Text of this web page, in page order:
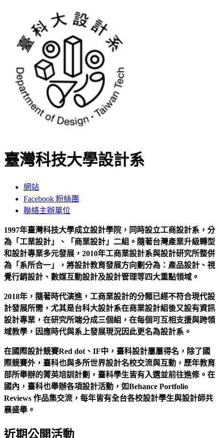
臺灣科技大學設計系
網站
Facebook 粉絲團
聯絡主辦單位
1997年臺灣科技大學成立設計學院，同時設立工商設計系，分
為「工業設計」、「商業設計」二組。隨著台灣產業升級轉型
和設計專業多元發展，2010年工商業設計系與設計研究所整併
為「系所合一」，將設計教育發展方向劃分為：產品設計、視
覺行銷設計、數媒互動設計及設計管理等四大重點領域。
2018年，隨著時代演進，工商業設計的分類已經不符合現代設
計發展所需，尤其是台科大設計系在商業設計組後又設有資訊
設計專業，在研究所端分成三個組，在每個可互相支援與跨領
域教學，因應時代與系上發展現況因此更名為設計系。
在國際設計競賽Red dot、IF中，臺科設計屢屢得名，除了國
際競賽外，臺科也與多所世界設計名校交流與互動，歷年教育
部所舉辦的菁英培訓計劃，臺科學生皆有入選並前往進修。在
國內，臺科也舉辦各項設計活動，如Behance Portfolio
Reviews 作品集交流，每年皆有全台各校設計學生與設計師共
襄盛舉。
近期公開活動